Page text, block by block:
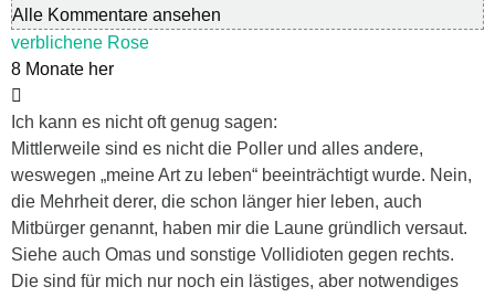
Alle Kommentare ansehen
verblichene Rose
8 Monate her
Ich kann es nicht oft genug sagen:
Mittlerweile sind es nicht die Poller und alles andere,
weswegen „meine Art zu leben“ beeinträchtigt wurde. Nein,
die Mehrheit derer, die schon länger hier leben, auch
Mitbürger genannt, haben mir die Laune gründlich versaut.
Siehe auch Omas und sonstige Vollidioten gegen rechts.
Die sind für mich nur noch ein lästiges, aber notwendiges